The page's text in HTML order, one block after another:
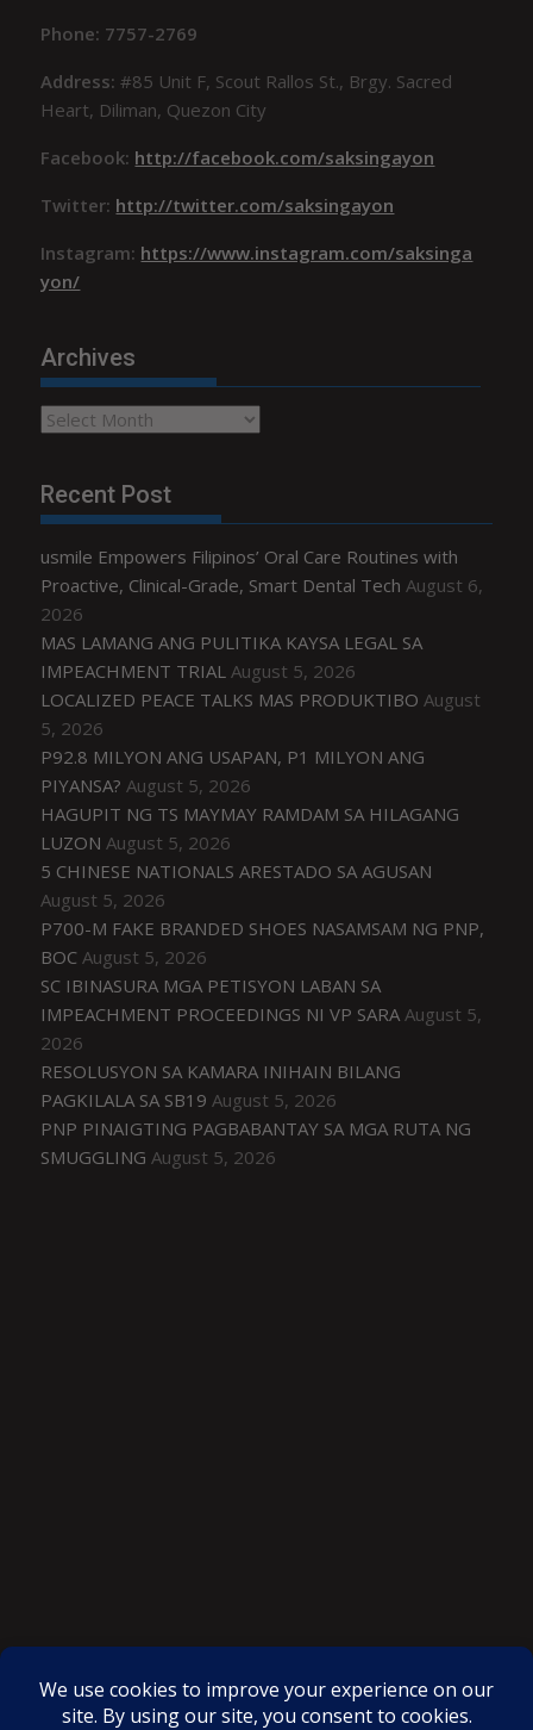
Phone: 7757-2769
Address:#85 Unit F, Scout Rallos St., Brgy. Sacred
Heart, Diliman, Quezon City
Facebook: http://facebook.com/saksingayon
Twitter: http://twitter.com/saksingayon
Instagram: https://www.instagram.com/saksinga
yon/
Archives
Archives
Recent Post
usmile Empowers Filipinos’ Oral Care Routines with
Proactive, Clinical-Grade, Smart Dental Tech August 6,
2026
MAS LAMANG ANG PULITIKA KAYSA LEGAL SA
IMPEACHMENT TRIAL August 5, 2026
LOCALIZED PEACE TALKS MAS PRODUKTIBO August
5, 2026
P92.8 MILYON ANG USAPAN, P1 MILYON ANG
PIYANSA? August 5, 2026
HAGUPIT NG TS MAYMAY RAMDAM SA HILAGANG
LUZON August 5, 2026
5 CHINESE NATIONALS ARESTADO SA AGUSAN
August 5, 2026
P700-M FAKE BRANDED SHOES NASAMSAM NG PNP,
BOC August 5, 2026
SC IBINASURA MGA PETISYON LABAN SA
IMPEACHMENT PROCEEDINGS NI VP SARA August 5,
2026
RESOLUSYON SA KAMARA INIHAIN BILANG
PAGKILALA SA SB19 August 5, 2026
PNP PINAIGTING PAGBABANTAY SA MGA RUTA NG
SMUGGLING August 5, 2026